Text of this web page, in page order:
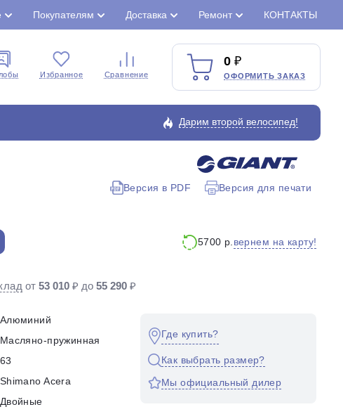
Покупателям Доставка Ремонт КОНТАКТЫ
Избранное Сравнение
0
ОФОРМИТЬ ЗАКАЗ
Дарим второй велосипед!
Версия в PDF Версия для печати
5700 р. вернем на карту!
от53 010 ₽ до55 290 ₽
Алюминий
Масляно-пружинная
63
Shimano Acera
Двойные
Где купить?
Как выбрать размер?
Мы официальный дилер